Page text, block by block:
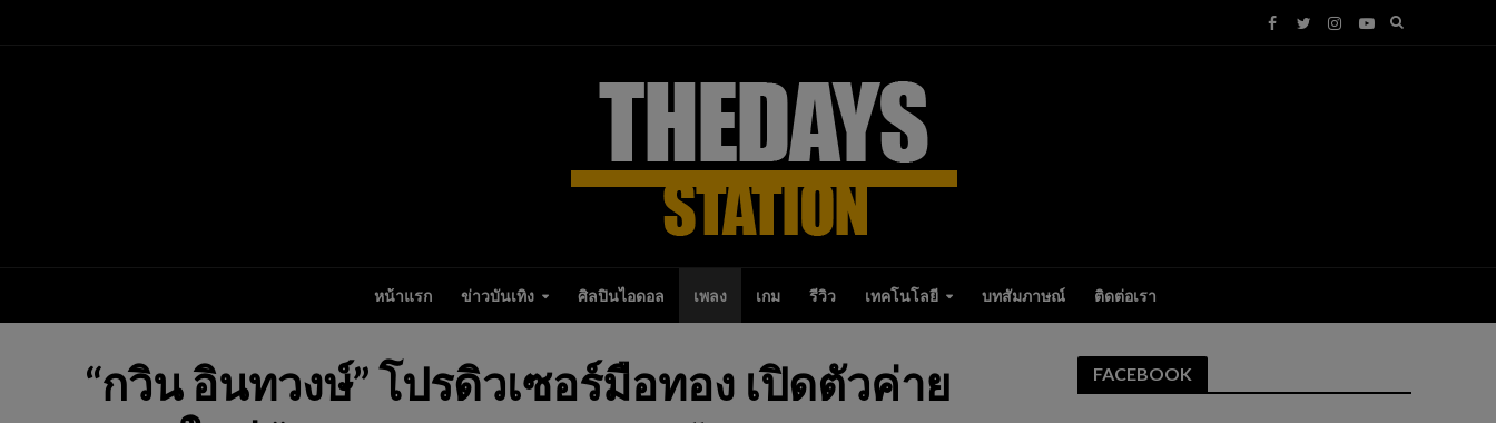
หน้าแรก ข่าวบันเทิง ศิลปินไอดอล เพลง เกม รีวิว เทคโนโลยี บทสัมภาษณ์ ติดต่อเรา
“กวิน อินทวงษ์” โปรดิวเซอร์มือทอง เปิดตัวค่าย
FACEBOOK